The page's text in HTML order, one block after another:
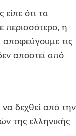
ότι τα
περισσότερο, η
τις
αποστεί από
δεχθεί από την
της ελληνικής